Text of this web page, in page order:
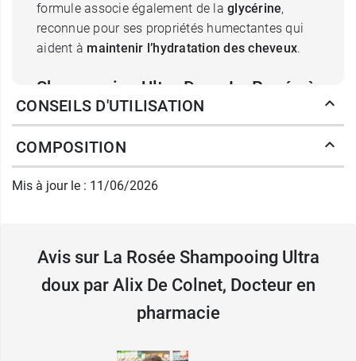
formule associe également de la glycérine,
reconnue pour ses propriétés humectantes qui
aident à maintenir l’hydratation des cheveux.
Shampooing Ultra Doux La Rosée à
la kératine végétale et aux
protéines de lupin
la kératine qui peut finir par se raréfier au
cheveu.
La
kératine végétale
présente dans le
shampooing Ultra Doux La Roséecomplètent
l'apport en des protéines de la fibre et participent
lissant la cuticuleetcontribue à protéger la
CONSEILS D'UTILISATION
COMPOSITION
Mis à jour le : 11/06/2026
Avis sur La Rosée Shampooing Ultra
doux par Alix De Colnet, Docteur en
pharmacie